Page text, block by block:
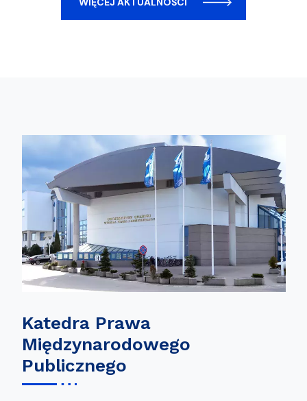
Katedra Prawa
Międzynarodowego
Publicznego